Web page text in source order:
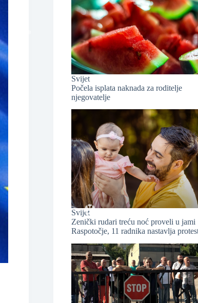
Svijet
Počela isplata naknada za roditelje
njegovatelje
Svijet
Zenički rudari treću noć proveli u jami
Raspotočje, 11 radnika nastavlja